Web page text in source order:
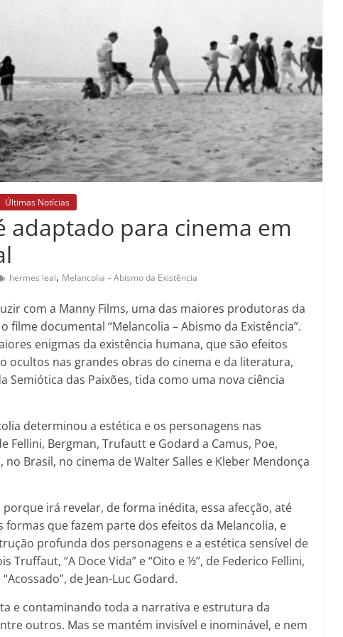
Últimas Notícias
adaptado para cinema em
hermes leal, Melancolia – Abismo da Existência
com a Manny Films, uma das maiores produtoras da
filme documental “Melancolia – Abismo da Existência”.
enigmas da existência humana, que são efeitos
ocultos nas grandes obras do cinema e da literatura,
Semiótica das Paixões, tida como uma nova ciência
determinou a estética e os personagens nas
Bergman, Trufautt e Godard a Camus, Poe,
Brasil, no cinema de Walter Salles e Kleber Mendonça
irá revelar, de forma inédita, essa afecção, até
que fazem parte dos efeitos da Melancolia, e
profunda dos personagens e a estética sensível de
Truffaut, “A Doce Vida” e “Oito e ½”, de Federico Fellini,
de Jean-Luc Godard.
e contaminando toda a narrativa e estrutura da
outros. Mas se mantém invisível e inominável, e nem